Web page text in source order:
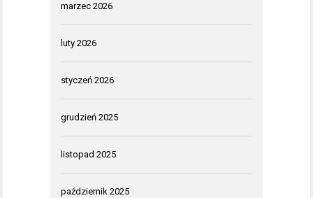
marzec 2026
luty 2026
styczeń 2026
grudzień 2025
listopad 2025
październik 2025